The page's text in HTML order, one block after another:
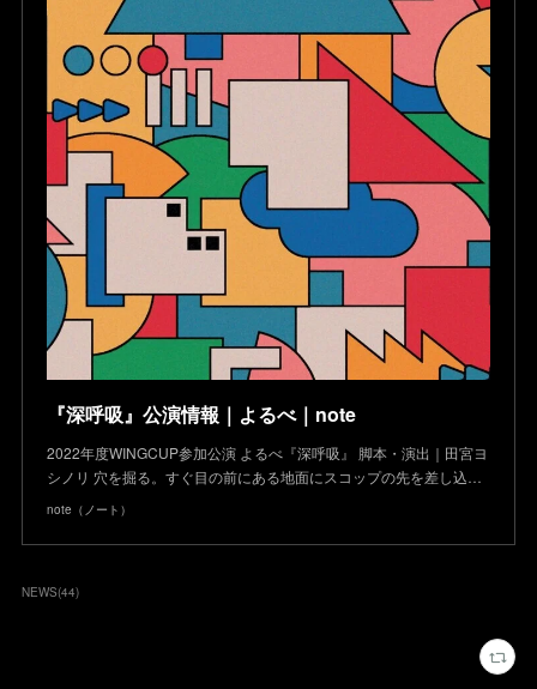
『深呼吸』公演情報｜よるべ｜note
2022年度WINGCUP参加公演 よるべ『深呼吸』 脚本・演出｜田宮ヨ
シノリ 穴を掘る。すぐ目の前にある地面にスコップの先を差し込…
note（ノート）
NEWS(44)